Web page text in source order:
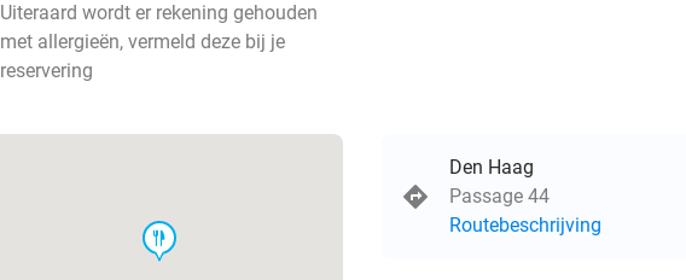
Uiteraard wordt er rekening gehouden
met allergieën, vermeld deze bij je
reservering
food
Den Haag
Passage 44
Routebeschrijving